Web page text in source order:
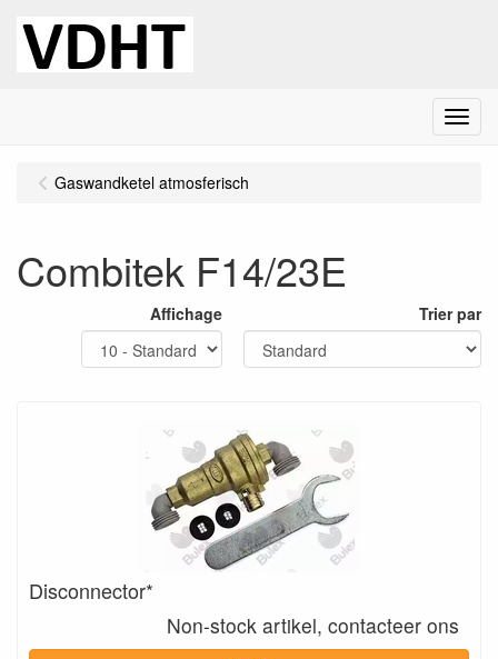
Menu
Gaswandketel atmosferisch
Combitek F14/23E
Affichage Trier par
Disconnector*
Non-stock artikel, contacteer ons